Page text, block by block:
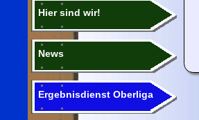
Hier sind wir!
News
Ergebnisdienst Oberliga